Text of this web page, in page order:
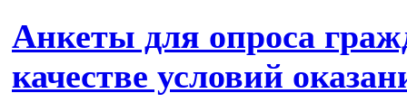
Анкеты для опроса
качестве условий